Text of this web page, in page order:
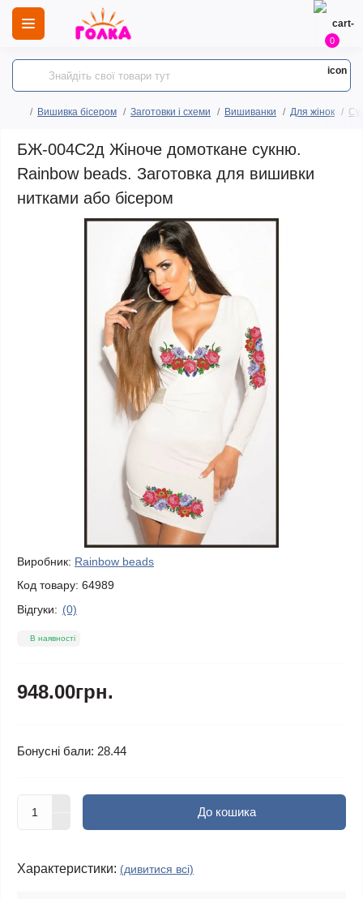
0
Вишивка бісером Заготовки і схеми Вишиванки Для жінок
БЖ-004С2д Жіноче домоткане сукню.
Rainbow beads. Заготовка для вишивки
нитками або бісером
Виробник: Rainbow beads
Код товару: 64989
Відгуки: (0)
В наявності
948.00грн.
Бонусні бали: 28.44
До кошика
Характеристики: (дивитися всі)